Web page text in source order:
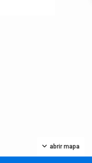
abrir mapa